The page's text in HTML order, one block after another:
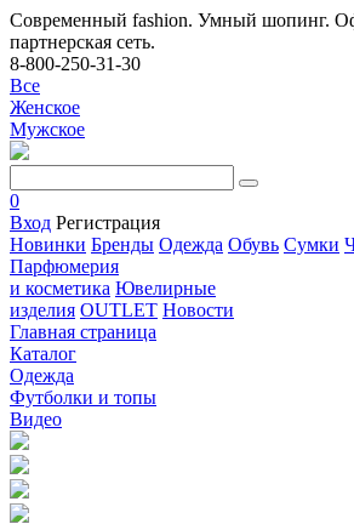
Современный fashion. Умный шопинг.
партнерская сеть.
8-800-250-31-30
Все
Женское
Мужское
0
Вход Регистрация
Новинки Бренды Одежда Обувь Сумки
Парфюмерия
и косметика Ювелирные
изделия OUTLET Новости
Главная страница
Каталог
Одежда
Футболки и топы
Видео